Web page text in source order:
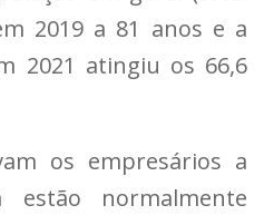
2019 a 81 anos e a
2021 atingiu os 66,6
os empresários a
estão normalmente